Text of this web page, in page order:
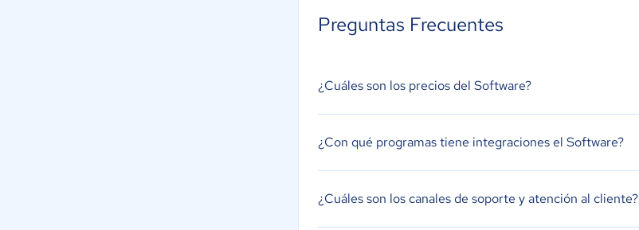
Preguntas Frecuentes
¿Cuáles son los precios del Software?
¿Con qué programas tiene integraciones el Software?
¿Cuáles son los canales de soporte y atención al cliente?